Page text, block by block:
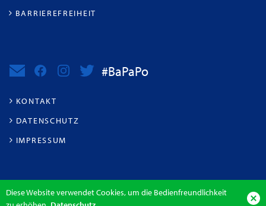
Diese Website verwendet Cookies, um die Bedienfreundlichkeit
BARRIEREFREIHEIT
#BaPaPo
KONTAKT
DATENSCHUTZ
IMPRESSUM